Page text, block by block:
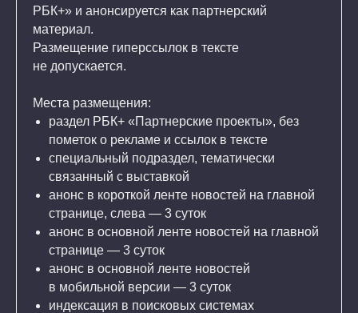
РБК+» и анонсируется как партнерский
материал.
Размещение гиперссылок в тексте
не допускается.
Места размещения:
раздел РБК+ «Партнерские проекты», без
пометок о рекламе и ссылок в тексте
специальный подраздел, тематически
связанный с выставкой
анонс в короткой ленте новостей на главной
странице, слева — 3 суток
анонс в основной ленте новостей на главной
странице — 3 суток
анонс в основной ленте новостей
в мобильной версии — 3 суток
индексация в поисковых системах
СТОИМОСТЬ ПАКЕТА
ОТ 395 170 ₽
В том числе 5% НДС
ЗАКАЗАТЬ СЕЙЧАС